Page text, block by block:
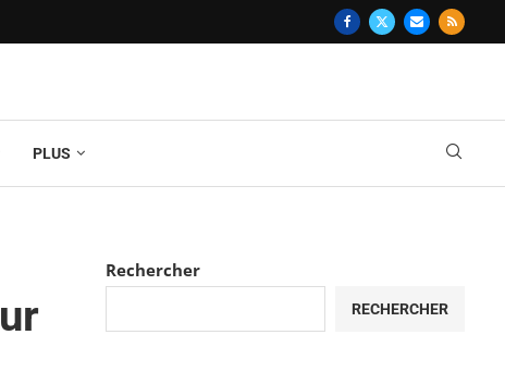
PLUS
Rechercher
RECHERCHER